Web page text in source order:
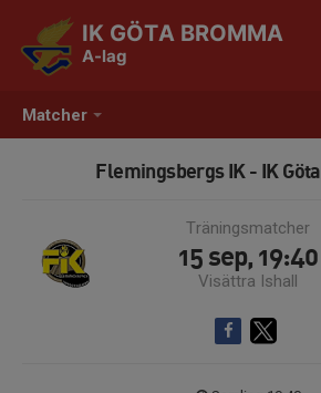
Matcher
IK GÖTA BROMMA
A-lag
Flemingsbergs IK - IK
Träningsmatcher
15 sep, 19:40
Visättra Ishall